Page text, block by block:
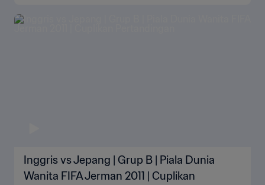
Inggris vs Jepang | Grup B | Piala Dunia
Wanita FIFA Jerman 2011 | Cuplikan